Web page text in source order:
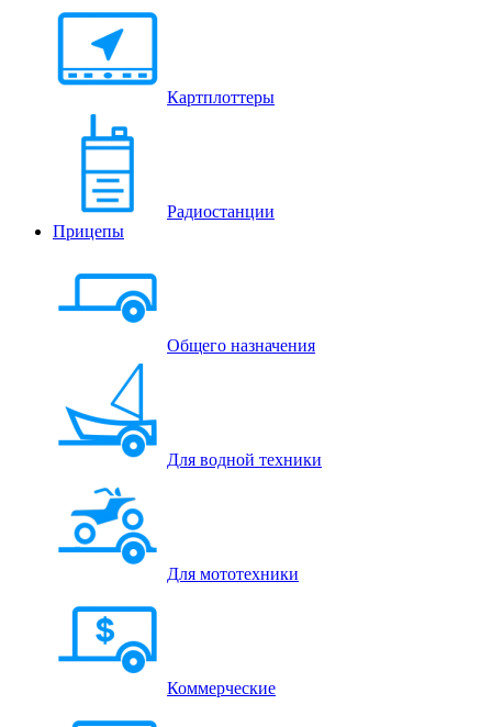
Картплоттеры
Радиостанции
Прицепы
Общего назначения
Для водной техники
Для мототехники
Коммерческие